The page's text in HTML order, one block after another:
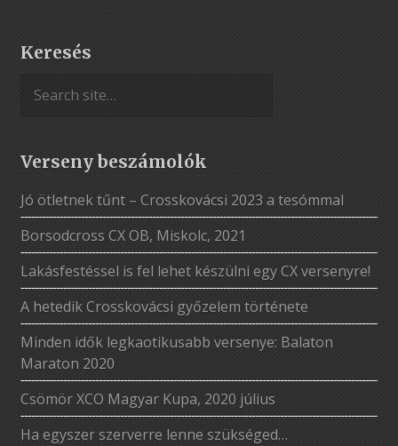
Keresés
Verseny beszámolók
Jó ötletnek tűnt – Crosskovácsi 2023 a tesómmal
Borsodcross CX OB, Miskolc, 2021
Lakásfestéssel is fel lehet készülni egy CX versenyre!
A hetedik Crosskovácsi győzelem története
Minden idők legkaotikusabb versenye: Balaton
Maraton 2020
Csömör XCO Magyar Kupa, 2020 július
Ha egyszer szerverre lenne szükséged…